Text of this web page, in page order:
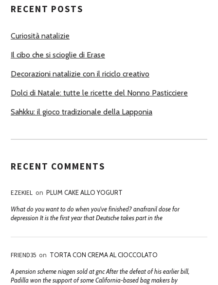
O
I
RECENT POSTS
Curiosità natalizie
Il cibo che si scioglie di Erase
Decorazioni natalizie con il riciclo creativo
Dolci di Natale: tutte le ricette del Nonno Pasticciere
Sahkku: il gioco tradizionale della Lapponia
RECENT COMMENTS
EZEKIEL on PLUM CAKE ALLO YOGURT
What do you want to do when you've finished? anafranil dose for
depression It is the first year that Deutsche takes part in the
FRIEND35 on TORTA CON CREMA AL CIOCCOLATO
A pension scheme niagen sold at gnc After the defeat of his earlier bill,
Padilla won the support of some California-based bag makers by